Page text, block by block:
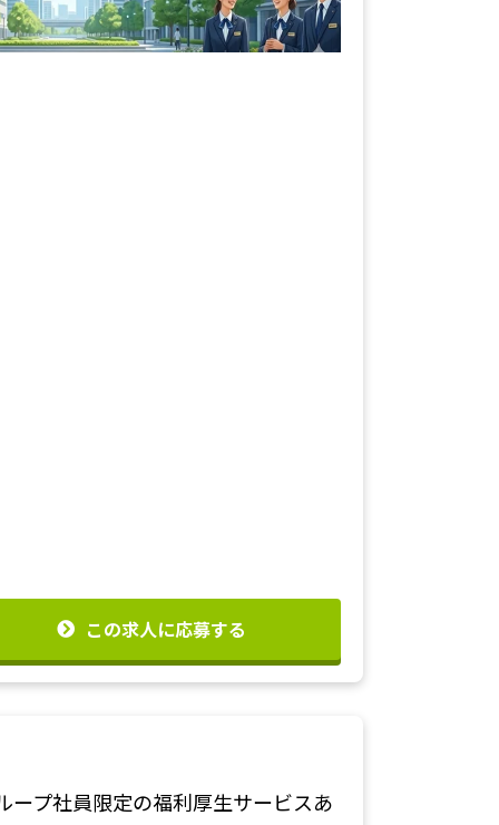
この求人に応募する
プ社員限定の福利厚生サービスあ